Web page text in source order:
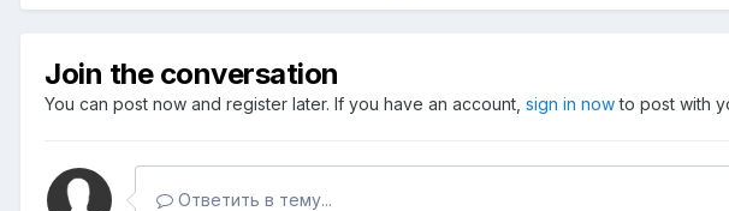
Join the conversation
You can post now and register later. If you have an account, sign in nowto post with
Ответить в тему...